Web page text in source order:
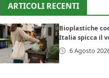
ARTICOLI RECENTI
Bioplastiche
Italia spicca il
6 Agosto